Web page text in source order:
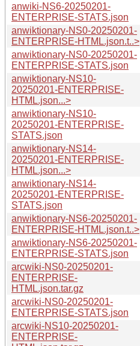
anwiki-NS6-20250201-
ENTERPRISE-STATS.json
anwiktionary-NS0-20250201-
ENTERPRISE-HTML.json.t..>
anwiktionary-NS0-20250201-
ENTERPRISE-STATS.json
anwiktionary-NS10-
20250201-ENTERPRISE-
HTML.json...>
anwiktionary-NS10-
20250201-ENTERPRISE-
STATS.json
anwiktionary-NS14-
20250201-ENTERPRISE-
HTML.json...>
anwiktionary-NS14-
20250201-ENTERPRISE-
STATS.json
anwiktionary-NS6-20250201-
ENTERPRISE-HTML.json.t..>
anwiktionary-NS6-20250201-
ENTERPRISE-STATS.json
arcwiki-NS0-20250201-
ENTERPRISE-
HTML.json.tar.gz
arcwiki-NS0-20250201-
ENTERPRISE-STATS.json
arcwiki-NS10-20250201-
ENTERPRISE-